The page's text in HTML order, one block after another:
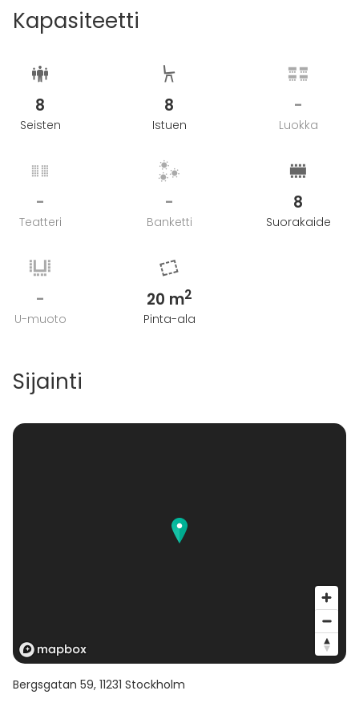
Kapasiteetti
8
Seisten
8
Istuen
-
Luokka
-
Teatteri
-
Banketti
8
Suorakaide
-
U-muoto
20 m2
Pinta-ala
Sijainti
Bergsgatan 59, 11231 Stockholm